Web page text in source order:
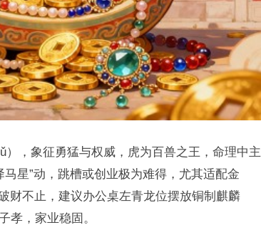
），象征勇猛与权威，虎为百兽之王，命理中主
星”动，跳槽或创业极为难得，尤其适配金
财不止，建议办公桌左青龙位摆放铜制麒麟
孝，家业稳固。